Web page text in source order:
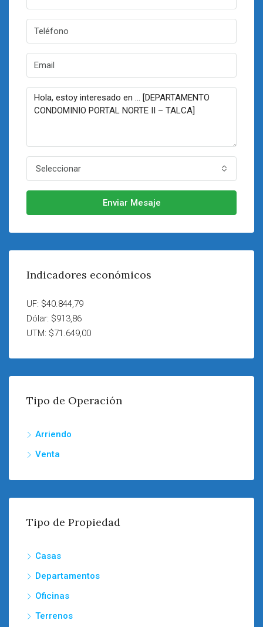
Seleccionar
Enviar Mesaje
Indicadores económicos
UF: $40.844,79
Dólar: $913,86
UTM: $71.649,00
Tipo de Operación
Arriendo
Venta
Tipo de Propiedad
Casas
Departamentos
Oficinas
Terrenos